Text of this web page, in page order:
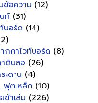
ข้อความ (12)
ท์ (31)
บอร์ด (14)
กกาไวท์บอร์ด (8)
าดินสอ (26)
ะดาน (4)
ฟุตเหล็ก (10)
ข้าเล่ม (226)